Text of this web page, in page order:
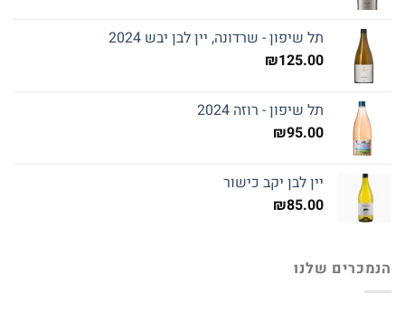
תל שיפון - שרדונה, יין לבן יבש 2024
₪125.00
תל שיפון - רוזה 2024
₪95.00
יין לבן יקב כישור
₪85.00
הנמכרים שלנו